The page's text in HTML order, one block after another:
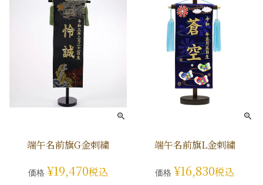
端午名前旗G金刺繍
価格 ¥19,470税込
端午名前旗L金刺繍
価格 ¥16,830税込